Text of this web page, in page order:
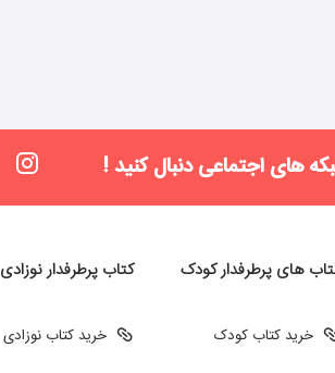
های اجتماعی دنبال کنید !
های پرطرفدار کودک
خرید کتاب کودک
کتاب پرطرفدار نوزادی
خرید کتاب نوزادی